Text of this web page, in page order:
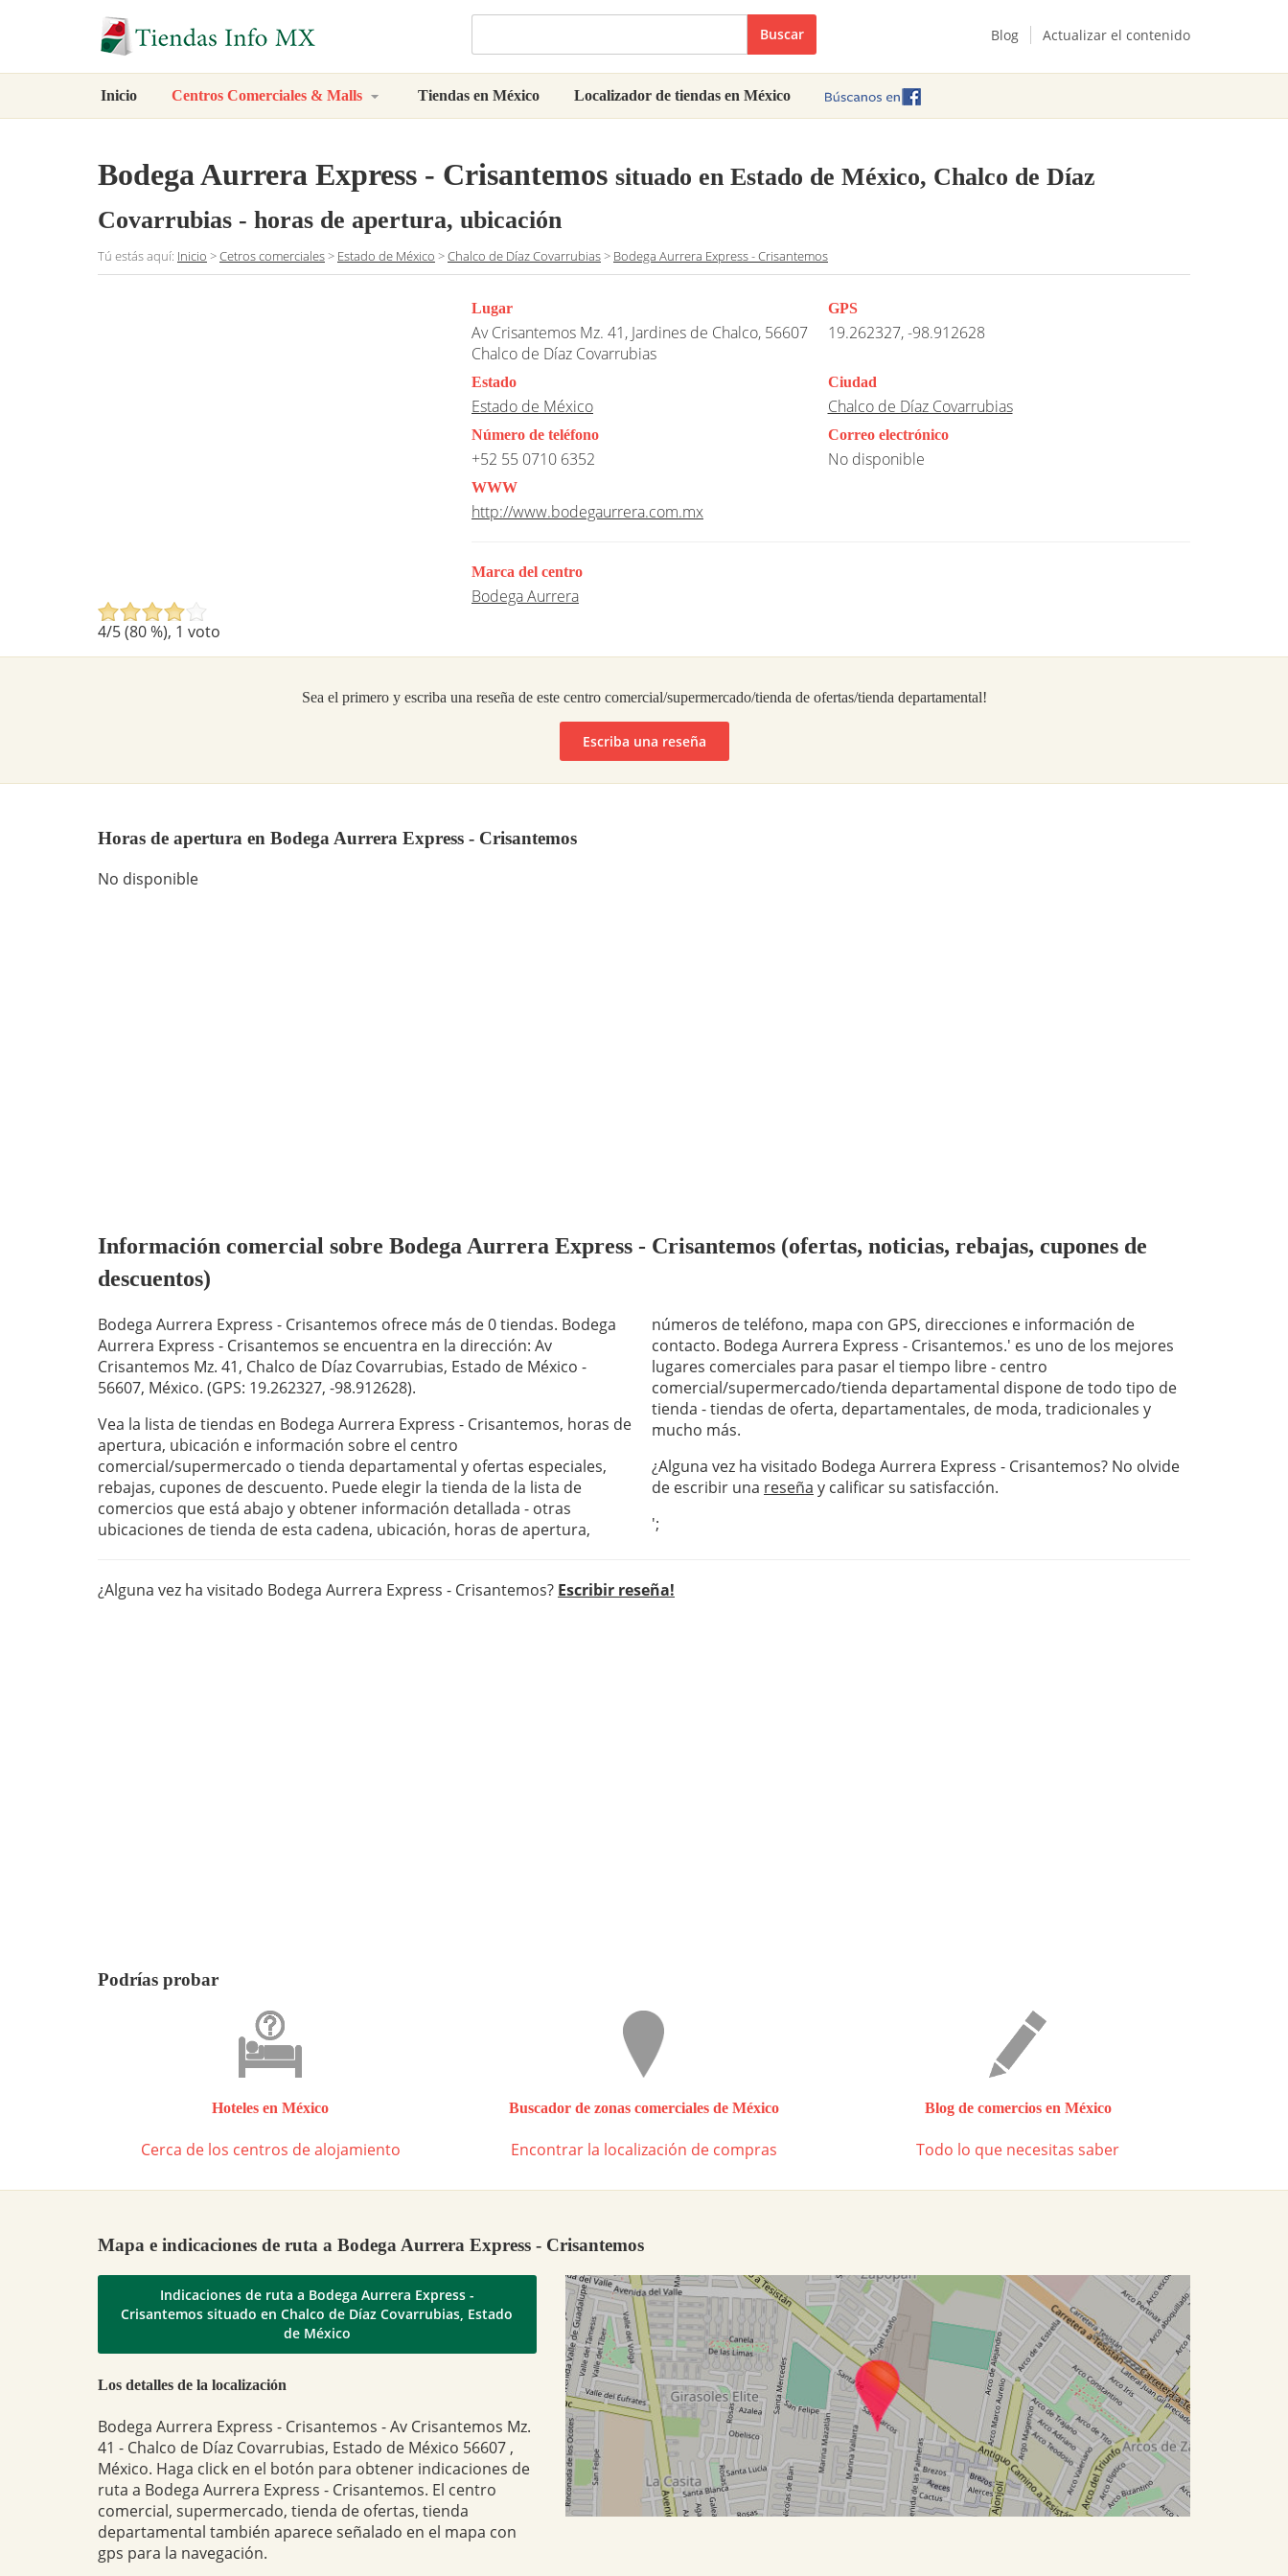
Buscar Blog Actualizar el contenido
Inicio Centros Comerciales & Malls Tiendas en México Localizador de tiendas en México
Bodega Aurrera Express - Crisantemos situado en Estado de México, Chalco de Díaz
Covarrubias - horas de apertura, ubicación
Tú estás aquí: Inicio >Cetros comerciales> Estado de México >Chalco de Díaz Covarrubias> Bodega Aurrera Express - Crisantemos
4/5 (80%), 1 voto
Lugar
Av Crisantemos Mz. 41, Jardines de Chalco, 56607
Chalco de Díaz Covarrubias
GPS
19.262327, -98.912628
Estado
Estado de México
Ciudad
Chalco de Díaz Covarrubias
Número de teléfono
+52 55 0710 6352
Correo electrónico
No disponible
WWW
http://www.bodegaurrera.com.mx
Marca del centro
Bodega Aurrera
Sea el primero y escriba una reseña de este centro comercial/supermercado/tienda de ofertas/tienda departamental!
Escriba una reseña
Horas de apertura en Bodega Aurrera Express - Crisantemos
No disponible
Información comercial sobre Bodega Aurrera Express - Crisantemos (ofertas, noticias, rebajas, cupones de
descuentos)
Bodega Aurrera Express - Crisantemos ofrece más de 0 tiendas. Bodega
Aurrera Express - Crisantemos se encuentra en la dirección: Av
Crisantemos Mz. 41, Chalco de Díaz Covarrubias, Estado de México -
56607, México. (GPS: 19.262327, -98.912628).
Vea la lista de tiendas en Bodega Aurrera Express - Crisantemos, horas de
apertura, ubicación e información sobre el centro
comercial/supermercado o tienda departamental y ofertas especiales,
rebajas, cupones de descuento. Puede elegir la tienda de la lista de
comercios que está abajo y obtener información detallada - otras
ubicaciones de tienda de esta cadena, ubicación, horas de apertura,
números de teléfono, mapa con GPS, direcciones e información de
contacto. Bodega Aurrera Express - Crisantemos.' es uno de los mejores
lugares comerciales para pasar el tiempo libre - centro
comercial/supermercado/tienda departamental dispone de todo tipo de
tienda - tiendas de oferta, departamentales, de moda, tradicionales y
mucho más.
¿Alguna vez ha visitado Bodega Aurrera Express - Crisantemos? No olvide
de escribir una reseña y calificar su satisfacción.
';
¿Alguna vez ha visitado Bodega Aurrera Express - Crisantemos? Escribir reseña!
Podrías probar
Hoteles en México
Cerca de los centros de alojamiento
Buscador de zonas comerciales de México
Encontrar la localización de compras
Blog de comercios en México
Todo lo que necesitas saber
Mapa e indicaciones de ruta a Bodega Aurrera Express - Crisantemos
Indicaciones de ruta a Bodega Aurrera Express -
Crisantemos situado en Chalco de Díaz Covarrubias, Estado
de México
Los detalles de la localización
Bodega Aurrera Express - Crisantemos - Av Crisantemos Mz.
41 - Chalco de Díaz Covarrubias, Estado de México 56607 ,
México. Haga click en el botón para obtener indicaciones de
ruta a Bodega Aurrera Express - Crisantemos. El centro
comercial, supermercado, tienda de ofertas, tienda
departamental también aparece señalado en el mapa con
gps para la navegación.